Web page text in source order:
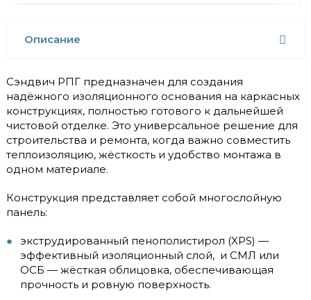
Описание
Сэндвич РПГ предназначен для создания
надёжного изоляционного основания на каркасных
конструкциях, полностью готового к дальнейшей
чистовой отделке. Это универсальное решение для
строительства и ремонта, когда важно совместить
теплоизоляцию, жёсткость и удобство монтажа в
одном материале.
Конструкция представляет собой многослойную
панель:
экструдированный пенополистирол (XPS) —
эффективный изоляционный слой, и СМЛ или
ОСБ — жёсткая облицовка, обеспечивающая
прочность и ровную поверхность.